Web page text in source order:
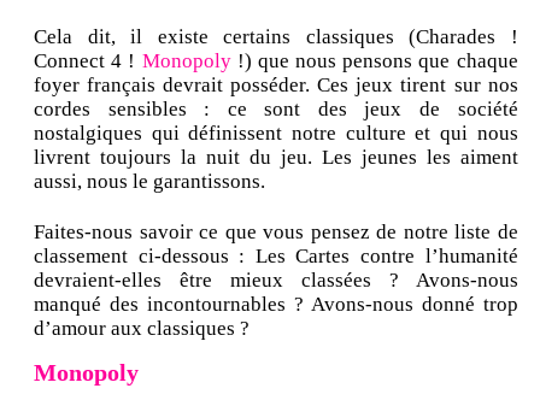
Cela dit, il existe certains classiques (Charades !
Connect 4 ! Monopoly!) que nous pensons que chaque
foyer français devrait posséder. Ces jeux tirent sur nos
cordes sensibles : ce sont des jeux de société
nostalgiques qui définissent notre culture et qui nous
livrent toujours la nuit du jeu. Les jeunes les aiment
aussi, nous le garantissons.
Faites-nous savoir ce que vous pensez de notre liste de
classement ci-dessous : Les Cartes contre l’humanité
devraient-elles être mieux classées ? Avons-nous
manqué des incontournables ? Avons-nous donné trop
d’amour aux classiques ?
Monopoly